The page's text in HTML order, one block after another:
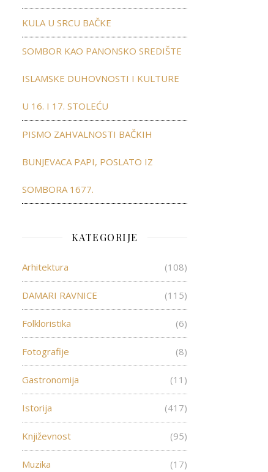
KULA U SRCU BAČKE
SOMBOR KAO PANONSKO SREDIŠTE
ISLAMSKE DUHOVNOSTI I KULTURE
U 16. I 17. STOLEĆU
PISMO ZAHVALNOSTI BAČKIH
BUNJEVACA PAPI, POSLATO IZ
SOMBORA 1677.
KATEGORIJE
Arhitektura (108)
DAMARI RAVNICE (115)
Folkloristika (6)
Fotografije (8)
Gastronomija (11)
Istorija (417)
Književnost (95)
Muzika (17)